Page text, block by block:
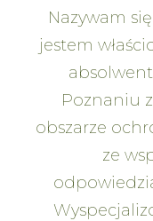
Nazywam
jestem
Poznaniu
obszarze
ze